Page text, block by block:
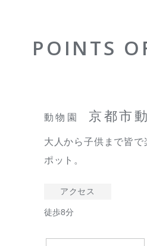
POINTS
動物園 京都市
大人から子供まで皆
ポット。
アクセス
徒歩8分